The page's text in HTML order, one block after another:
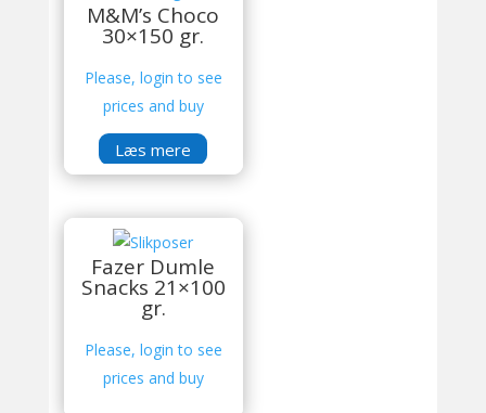
M&M’s Choco
30×150 gr.
Please, login to see
prices and buy
Læs mere
Fazer Dumle
Snacks 21×100
gr.
Please, login to see
prices and buy